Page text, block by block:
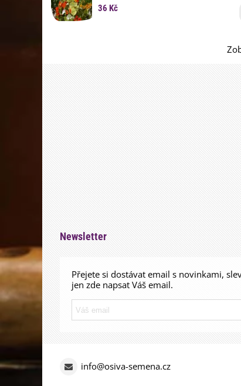
36 Kč
Newsletter
Přejete si dostávat email s novinkami,
jen zde napsat Váš email.
info@osiva-semena.cz